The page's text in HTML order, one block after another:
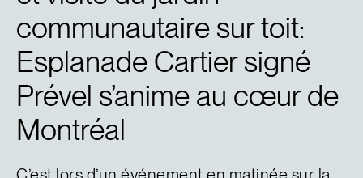
communautaire sur toit:
Esplanade Cartier signé
Prével s’anime au cœur de
Montréal